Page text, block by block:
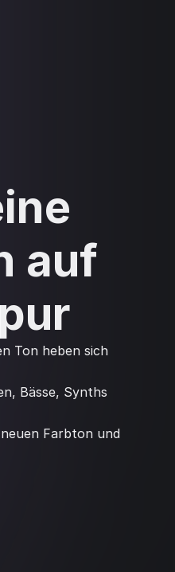
auf
Ton heben sich
Bässe, Synths
Farbton und